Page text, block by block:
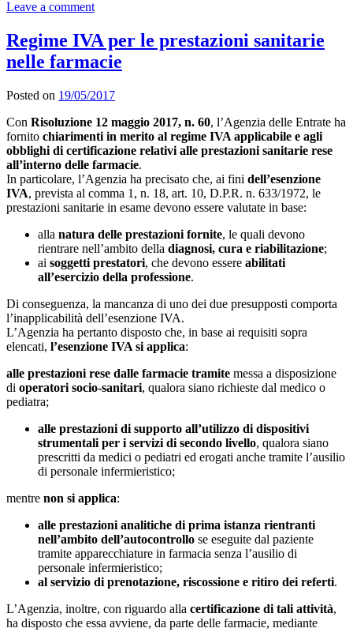
Leave a comment
Regime IVA per le prestazioni sanitarie
nelle farmacie
Posted on 19/05/2017
Con Risoluzione 12 maggio 2017, n. 60, l’Agenzia delle Entrate ha
fornito chiarimenti in merito al regime IVA applicabile e agli
obblighi di certificazione relativi alle prestazioni sanitarie rese
all’interno delle farmacie.
In particolare, l’Agenzia ha precisato che, ai fini dell’esenzione
IVA, prevista al comma 1, n. 18, art. 10, D.P.R. n. 633/1972, le
prestazioni sanitarie in esame devono essere valutate in base:
alla natura delle prestazioni fornite, le quali devono
rientrare nell’ambito della diagnosi, cura e riabilitazione;
ai soggetti prestatori, che devono essere abilitati
all’esercizio della professione.
Di conseguenza, la mancanza di uno dei due presupposti comporta
l’inapplicabilità dell’esenzione IVA.
L’Agenzia ha pertanto disposto che, in base ai requisiti sopra
elencati, l’esenzione IVA si applica:
alle prestazioni rese dalle farmacie tramite messa a disposizione
di operatori socio-sanitari, qualora siano richieste dal medico o
pediatra;
alle prestazioni di supporto all’utilizzo di dispositivi
strumentali per i servizi di secondo livello, qualora siano
prescritti da medici o pediatri ed erogati anche tramite l’ausilio
di personale infermieristico;
mentre non si applica:
alle prestazioni analitiche di prima istanza rientranti
nell’ambito dell’autocontrollo se eseguite dal paziente
tramite apparecchiature in farmacia senza l’ausilio di
personale infermieristico;
al servizio di prenotazione, riscossione e ritiro dei referti.
L’Agenzia, inoltre, con riguardo alla certificazione di tali attività,
ha disposto che essa avviene, da parte delle farmacie, mediante